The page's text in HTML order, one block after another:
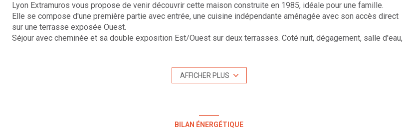
Lyon Extramuros vous propose de venir découvrir cette maison construite en 1985, idéale pour une famille.
Elle se compose d'une première partie avec entrée, une cuisine indépendante aménagée avec son accès direct
sur une terrasse exposée Ouest.
Séjour avec cheminée et sa double exposition Est/Ouest sur deux terrasses. Coté nuit, dégagement, salle d'eau,
En annexes sous sol de 90 m² avec buanderie, toilettes, cave, atelier, 3/4 places de stationnements. Terrain clos
et arboré de 1400 m² avec jeux de boules, potager, piscinable. Cour de stationnements. Proximité du centre de
Pour plus d'informations ou une visite n'hésitez pas à nous contacter au 04.27.19.46.86, LYON EXTRAMUROS
AFFICHER PLUS
BILAN ÉNERGÉTIQUE